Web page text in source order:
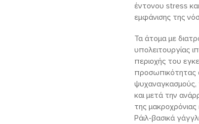
έντονου stress
εμφάνισης της
Τα άτομα με
υπολειτουργίας
περιοχής του
προσωπικότητας
και μετά την
της
Ράιλ-βασικά